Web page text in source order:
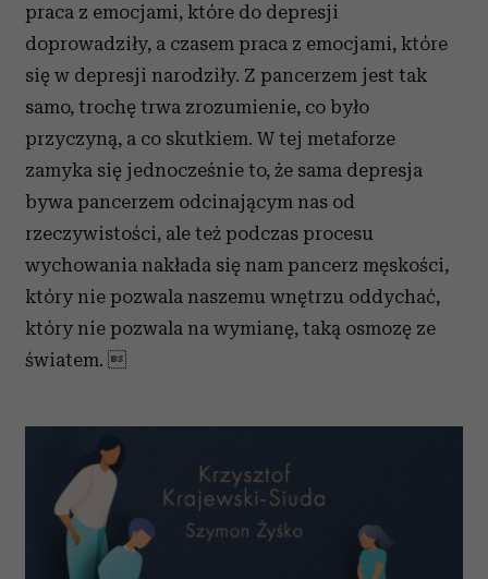
praca z emocjami, które do depresji
doprowadziły, a czasem praca z emocjami, które
się w depresji narodziły. Z pancerzem jest tak
samo, trochę trwa zrozumienie, co było
przyczyną, a co skutkiem. W tej metaforze
zamyka się jednocześnie to, że sama depresja
bywa pancerzem odcinającym nas od
rzeczywistości, ale też podczas procesu
wychowania nakłada się nam pancerz męskości,
który nie pozwala naszemu wnętrzu oddychać,
który nie pozwala na wymianę, taką osmozę ze
światem. 